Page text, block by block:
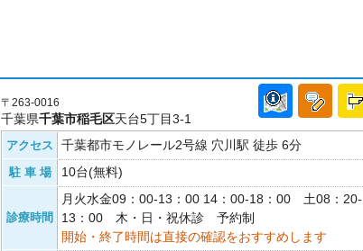
〒263-0016
千葉県千葉市稲毛区天台5丁目3-1
アクセス 千葉都市モノレール2号線 穴川駅 徒歩 6分
駐 車 場 10台(無料)
診療時間
月火水金09：00-13：00 14：00-18：00 土08：20-
13：00 木・日・祝休診 予約制
開始・終了時間は直接の確認をおすすめします